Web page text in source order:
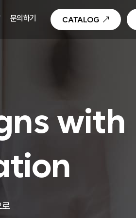
문의하기 CATALOG
with